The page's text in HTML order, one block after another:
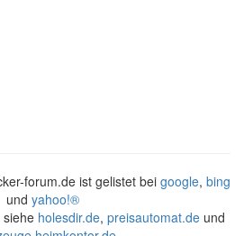
forum.de ist gelistet bei google, bing
und yahoo!®
holesdir.de, preisautomat.deund